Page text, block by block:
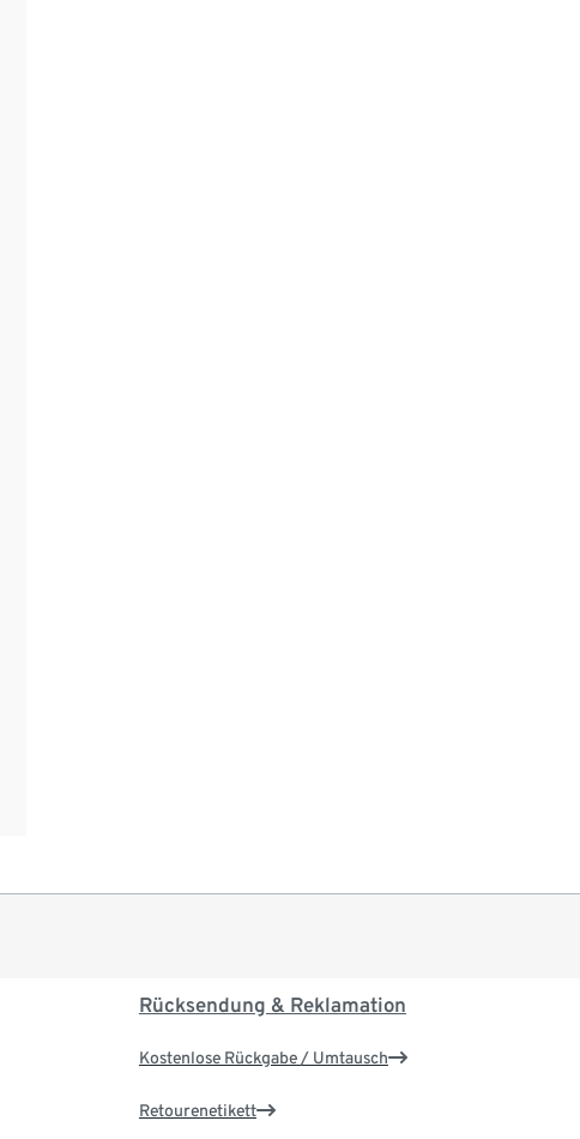
Rücksendung & Reklamation
Kostenlose Rückgabe / Umtausch
Retourenetikett